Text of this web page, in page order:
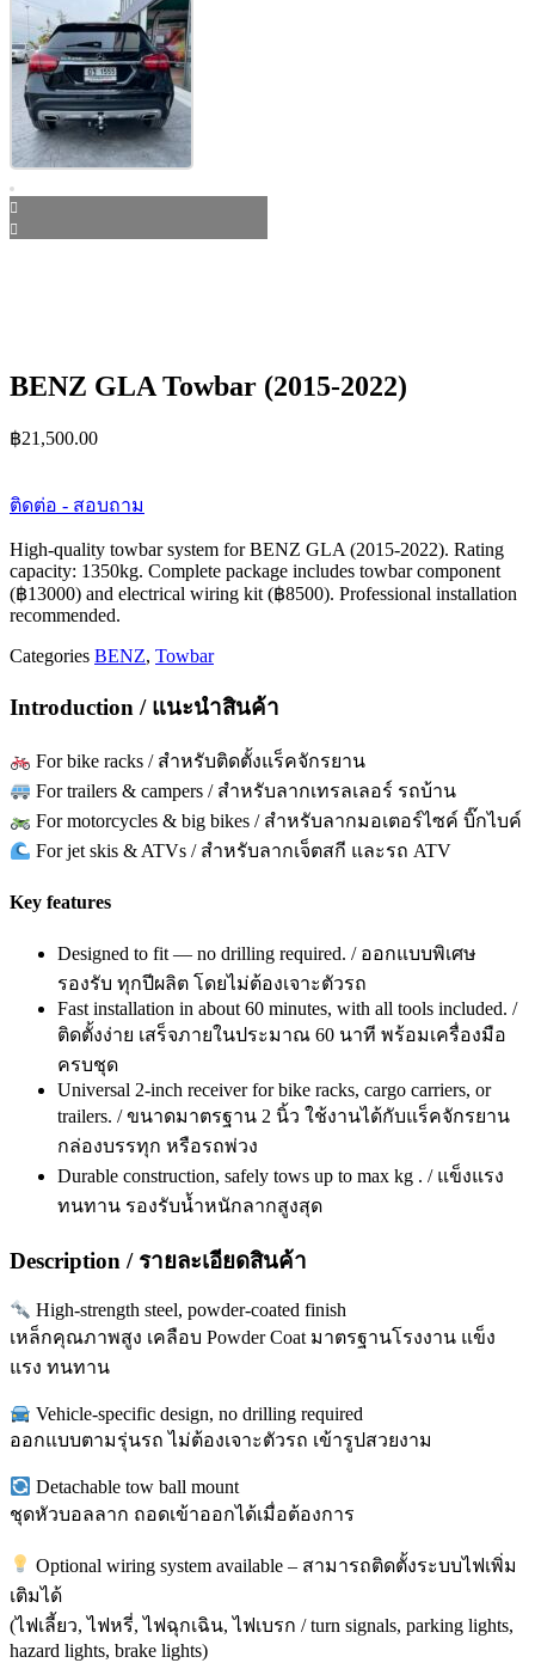
BENZ GLA Towbar (2015-2022)
฿21,500.00
ติดต่อ - สอบถาม
High-quality towbar system for BENZ GLA (2015-2022). Rating
capacity: 1350kg. Complete package includes towbar component
(฿13000) and electrical wiring kit (฿8500). Professional installation
recommended.
Categories BENZ, Towbar
Introduction / แนะนำสินค้า
For bike racks / สำหรับติดตั้งแร็คจักรยาน
For trailers & campers / สำหรับลากเทรลเลอร์ รถบ้าน
For motorcycles & big bikes / สำหรับลากมอเตอร์ไซค์ บิ๊กไบค์
For jet skis & ATVs / สำหรับลากเจ็ตสกี และรถ ATV
Key features
Designed to fit — no drilling required. / ออกแบบพิเศษ
รองรับ ทุกปีผลิต โดยไม่ต้องเจาะตัวรถ
Fast installation in about 60 minutes, with all tools included. /
ติดตั้งง่าย เสร็จภายในประมาณ 60 นาที พร้อมเครื่องมือ
ครบชุด
Universal 2-inch receiver for bike racks, cargo carriers, or
trailers. / ขนาดมาตรฐาน 2 นิ้ว ใช้งานได้กับแร็คจักรยาน
กล่องบรรทุก หรือรถพ่วง
Durable construction, safely tows up to max kg . / แข็งแรง
ทนทาน รองรับน้ำหนักลากสูงสุด
Description / รายละเอียดสินค้า
High-strength steel, powder-coated finish
เหล็กคุณภาพสูง เคลือบ Powder Coat มาตรฐานโรงงาน แข็ง
แรง ทนทาน
Vehicle-specific design, no drilling required
ออกแบบตามรุ่นรถ ไม่ต้องเจาะตัวรถ เข้ารูปสวยงาม
Detachable tow ball mount
ชุดหัวบอลลาก ถอดเข้าออกได้เมื่อต้องการ
Optional wiring system available – สามารถติดตั้งระบบไฟเพิ่ม
เติมได้
(ไฟเลี้ยว, ไฟหรี่, ไฟฉุกเฉิน, ไฟเบรก / turn signals, parking lights,
hazard lights, brake lights)